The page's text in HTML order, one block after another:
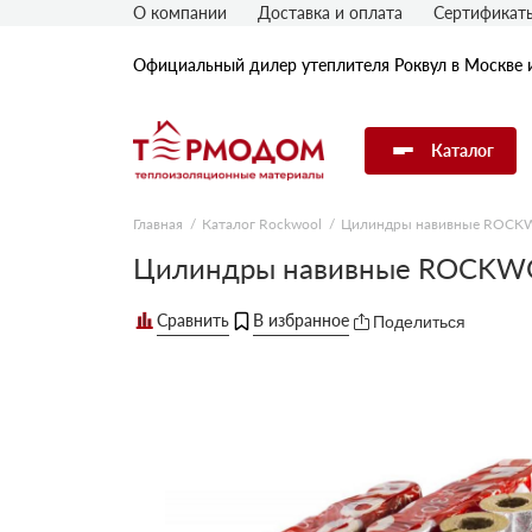
Официальный дилер утеплителя Роквул в Москве
Каталог
Утеплитель Rockwool
Утеплитель Технониколь
О компании Доставка и оплата
Главная Каталог Rockwool Цилиндры навивные
Цилиндры навивные
Поделиться